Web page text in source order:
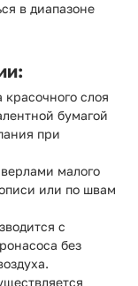
в диапазоне
слоя
бумагой
при
малого
или по швам
с
без